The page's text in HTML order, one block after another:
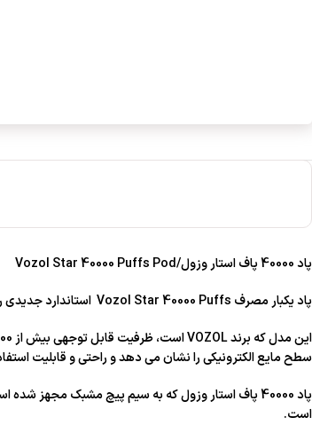
پاد 40000 پاف استار وزول/Vozol Star 40000 Puffs Pod
پاد یکبار مصرف Vozol Star 40000 Puffs استاندارد جدیدی را در فناوری ویپینگ با مشخصات چشمگیر و طراحی کاربرپسند خود ایجاد می کند.
سطح مایع الکترونیکی را نشان می دهد و راحتی و قابلیت
پاد 40000 پاف استار وزول که به سیم پیچ مشبک
است.